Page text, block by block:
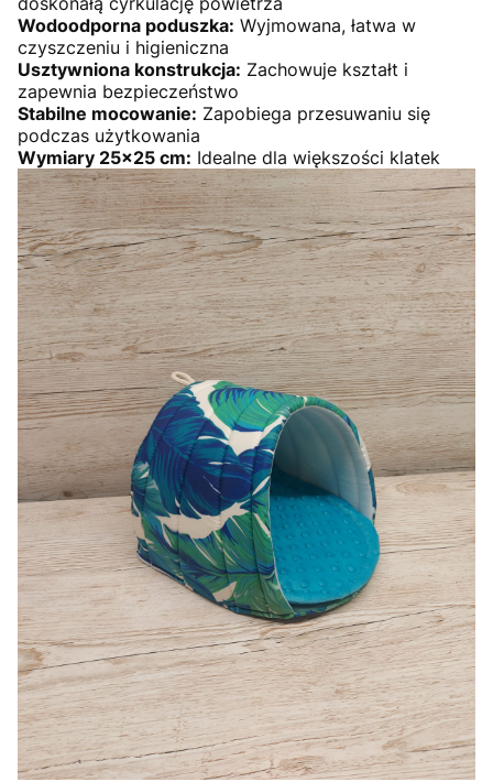
Wodoodporna poduszka: Wyjmowana, łatwa w
czyszczeniu i higieniczna
Usztywniona konstrukcja: Zachowuje kształt i
zapewnia bezpieczeństwo
Stabilne mocowanie: Zapobiega przesuwaniu się
podczas użytkowania
Wymiary 25x25 cm: Idealne dla większości klatek